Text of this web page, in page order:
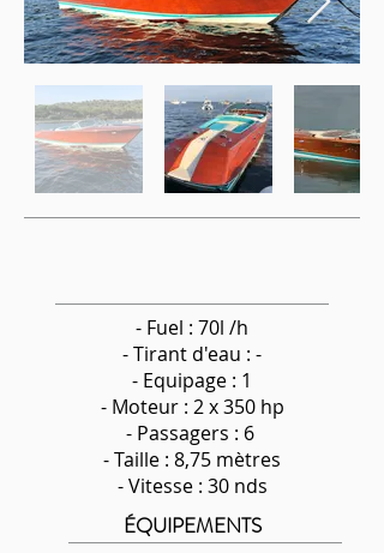
- Fuel : 70l /h
-Tirant d'eau : -
- Equipage : 1
- Moteur : 2 x 350 hp
- Passagers : 6
- Taille : 8,75 mètres
- Vitesse : 30 nds
ÉQUIPEMENTS